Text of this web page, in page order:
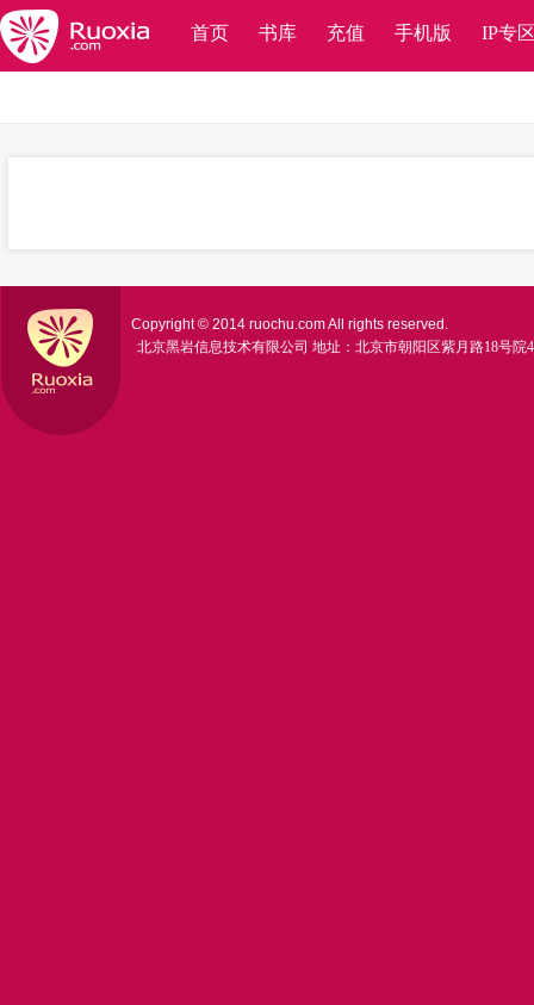
首页 书库 充值 手机版 IP专
Copyright © 2014 ruochu.com All rights reserved.
北京黑岩信息技术有限公司 地址：北京市朝阳区紫月路18号院